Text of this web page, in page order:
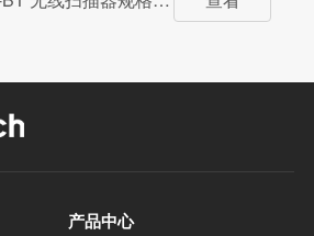
产品中心